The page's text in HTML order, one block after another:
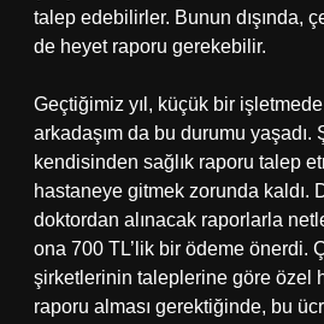
talep edebilirler. Bunun dışında,
de heyet raporu gerekebilir.
Geçtiğimiz yıl, küçük bir
arkadaşım da bu durumu yaşadı.
kendisinden sağlık raporu talep
hastaneye gitmek zorunda kaldı.
doktordan alınacak raporlarla
ona 700 TL’lik bir ödeme önerdi.
şirketlerinin taleplerine göre özel
raporu alması gerektiğinde, bu